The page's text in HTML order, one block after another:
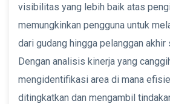
visibilitas yang lebih baik atas
memungkinkan pengguna untuk
dari gudang hingga pelanggan
Dengan analisis kinerja yang
mengidentifikasi area di mana
ditingkatkan dan mengambil